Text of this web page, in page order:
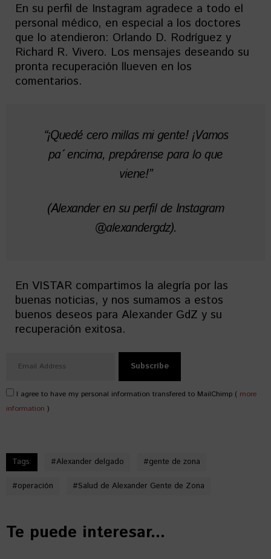
En su perfil de Instagram agradece a todo el
personal médico, en especial a los doctores
que lo atendieron: Orlando D. Rodríguez y
Richard R. Vivero. Los mensajes deseando su
pronta recuperación llueven en los
comentarios.
“¡Quedé cero millas mi gente! ¡Vamos
pa´ encima, prepárense para lo que
viene!”
(Alexander en su perfil de Instagram
@alexandergdz).
En VISTAR compartimos la alegría por las
buenas noticias, y nos sumamos a estos
buenos deseos para Alexander GdZ y su
recuperación exitosa.
I agree to have my personal information transfered to MailChimp ( more
information )
Tags: #Alexander delgado #gente de zona
#operación #Salud de Alexander Gente de Zona
Te puede interesar...